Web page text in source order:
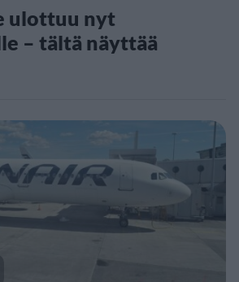
ulottuu nyt
– tältä näyttää